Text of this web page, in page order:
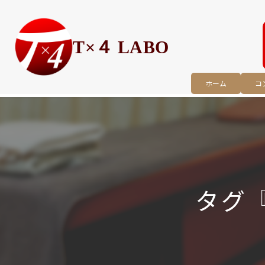
T×４ LABO
ホーム コ
タグ